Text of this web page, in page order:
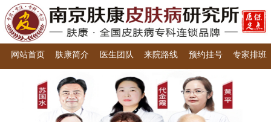
网站首页 肤康简介 医生团队 来院路线 预约挂号 专家排班